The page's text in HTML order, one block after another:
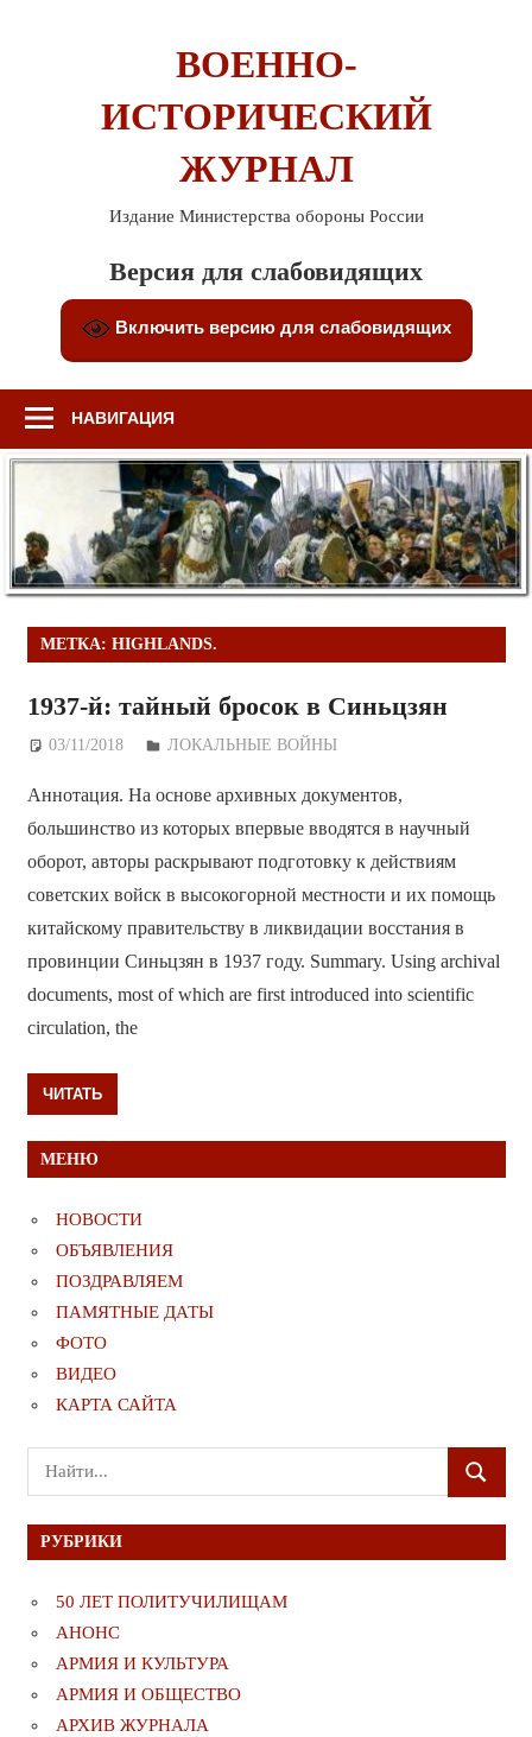
ВОЕННО-
ИСТОРИЧЕСКИЙ
ЖУРНАЛ
Издание Министерства обороны России
Версия для слабовидящих
Включить версию для слабовидящих
НАВИГАЦИЯ
МЕТКА: HIGHLANDS.
1937-й: тайный бросок в Синьцзян
03/11/2018 Дежурный по Редакции
ЛОКАЛЬНЫЕ ВОЙНЫ
Аннотация. На основе архивных документов,
большинство из которых впервые вводятся в научный
оборот, авторы раскрывают подготовку к действиям
советских войск в высокогорной местности и их помощь
китайскому правительству в ликвидации восстания в
провинции Синьцзян в 1937 году. Summary. Using archival
documents, most of which are first introduced into scientific
circulation, the
ЧИТАТЬ
МЕНЮ
НОВОСТИ
ОБЪЯВЛЕНИЯ
ПОЗДРАВЛЯЕМ
ПАМЯТНЫЕ ДАТЫ
ФОТО
ВИДЕО
КАРТА САЙТА
Поиск
для:
ПОИСК
РУБРИКИ
50 ЛЕТ ПОЛИТУЧИЛИЩАМ
АНОНС
АРМИЯ И КУЛЬТУРА
АРМИЯ И ОБЩЕСТВО
АРХИВ ЖУРНАЛА